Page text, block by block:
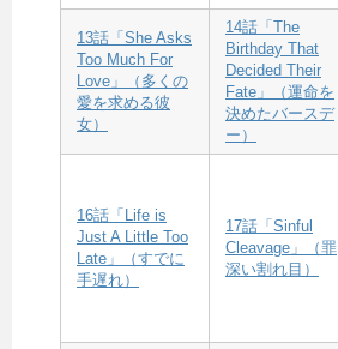
13話「She Asks
Too Much For
Love」（多くの
愛を求める彼
女）
14話「The
Birthday That
Decided Their
Fate」（運命を
決めたバースデ
ー）
16話「Life is
Just A Little Too
Late」（すでに
手遅れ）
17話「Sinful
Cleavage」（罪
深い割れ目）